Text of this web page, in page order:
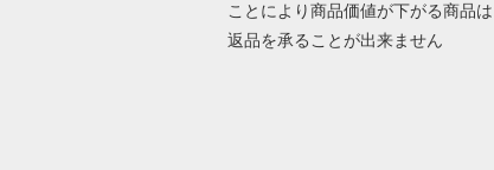
ことにより商品価値が下がる商品は
返品を承ることが出来ません